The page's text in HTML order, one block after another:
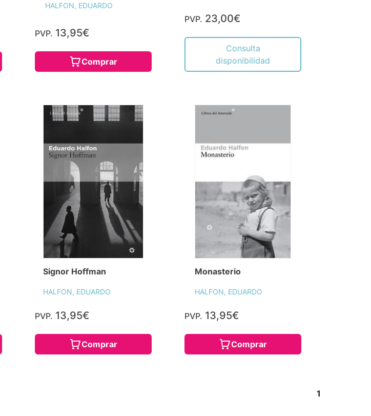
HALFON, EDUARDO
PVP. 13,95€
Comprar
PVP. 23,00€
Consulta
disponibilidad
Signor Hoffman
HALFON, EDUARDO
PVP. 13,95€
Comprar
Monasterio
HALFON, EDUARDO
PVP. 13,95€
Comprar
1